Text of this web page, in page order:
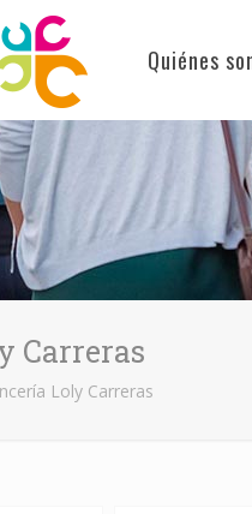
Quiénes
Carreras
Loly Carreras